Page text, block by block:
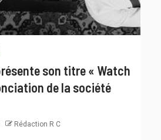
son titre « Watch
de la société
Rédaction R C